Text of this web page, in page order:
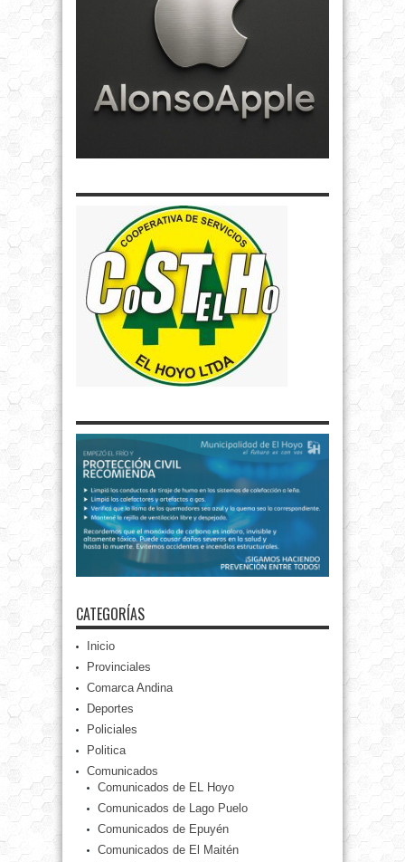
CATEGORÍAS
Inicio
Provinciales
Comarca Andina
Deportes
Policiales
Politica
Comunicados
Comunicados de EL Hoyo
Comunicados de Lago Puelo
Comunicados de Epuyén
Comunicados de El Maitén